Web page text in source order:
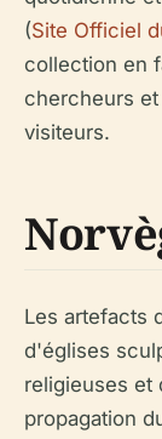
(Site Officiel
collection en
chercheurs
visiteurs.
Les artefacts
d'églises
religieuses et
propagation